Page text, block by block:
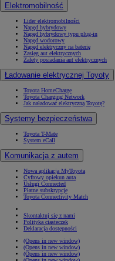
Elektromobilność
Lider elektromobilności
Napęd hybrydowy
Napęd hybrydowy typu plug-in
Napęd wodorowy
Napęd elektryczny na baterię
Zasięg aut elektrycznych
Zalety posiadania aut elektrycznych
Ładowanie elektrycznej Toyoty
Toyota HomeCharge
Toyota Charging Network
Jak naładować elektryczną Toyotę?
Systemy bezpieczeństwa
Toyota T-Mate
System eCall
Komunikacja z autem
Nowa aplikacja MyToyota
Cyfrowy opiekun auta
Usługi Connected
Płatne subskrypcje
Toyota Connectivity Match
Skontaktuj się z nami
Polityka ciasteczek
Deklaracja dostępności
(Opens in new window)
(Opens in new window)
(Opens in new window)